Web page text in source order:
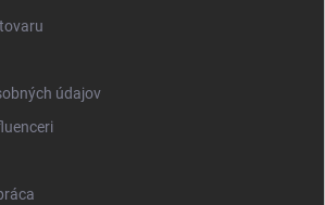
údajov